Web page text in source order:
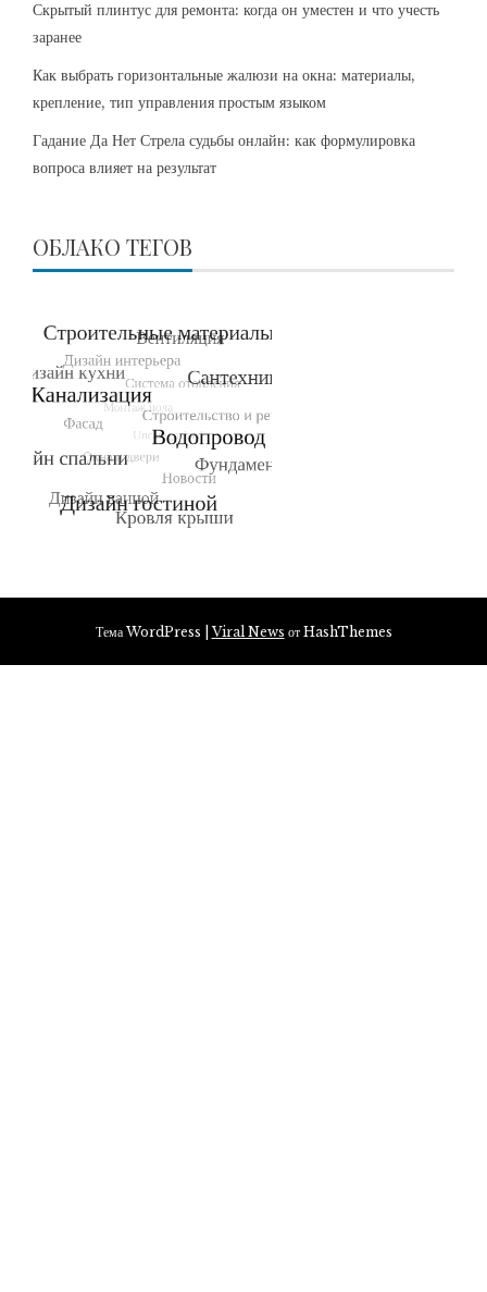
Скрытый плинтус для ремонта: когда он уместен и что учесть
заранее
Как выбрать горизонтальные жалюзи на окна: материалы,
крепление, тип управления простым языком
Гадание Да Нет Стрела судьбы онлайн: как формулировка
вопроса влияет на результат
ОБЛАКО ТЕГОВ
Тема WordPress |Viral News от HashThemes